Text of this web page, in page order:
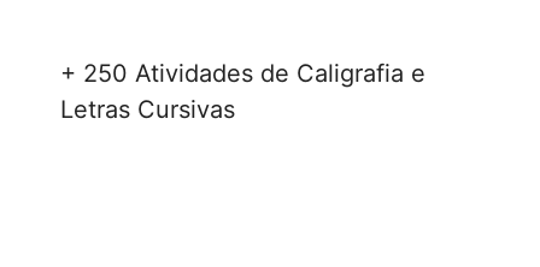
+ 250 Atividades de Caligrafia e
Letras Cursivas